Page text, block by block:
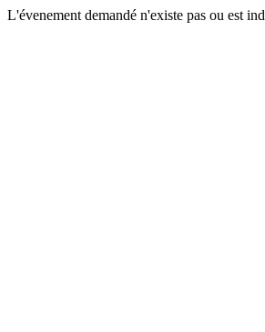
L'évenement demandé n'existe pas ou est